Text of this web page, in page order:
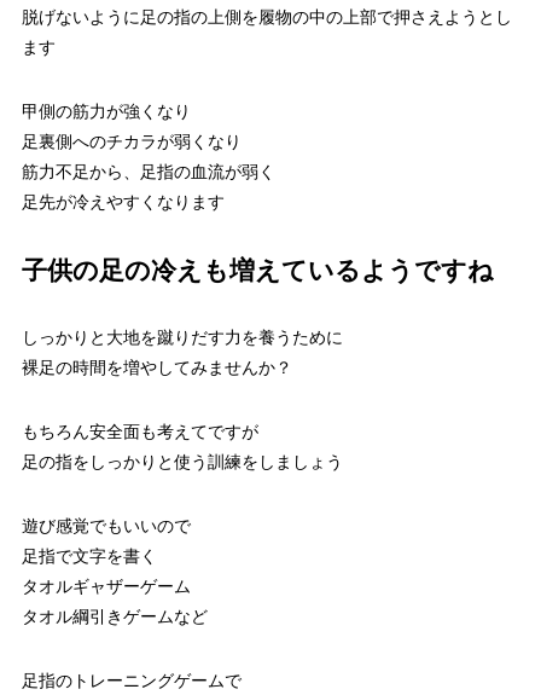
脱げないように足の指の上側を履物の中の上部で押さえようとし
ます
甲側の筋力が強くなり
足裏側へのチカラが弱くなり
筋力不足から、足指の血流が弱く
足先が冷えやすくなります
子供の足の冷えも増えているようですね
しっかりと大地を蹴りだす力を養うために
裸足の時間を増やしてみませんか？
もちろん安全面も考えてですが
足の指をしっかりと使う訓練をしましょう
遊び感覚でもいいので
足指で文字を書く
タオルギャザーゲーム
タオル綱引きゲームなど
足指のトレーニングゲームで